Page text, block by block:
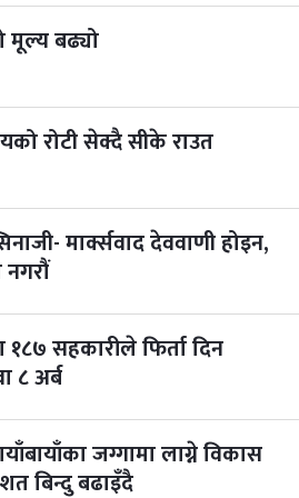
मूल्य बढ्यो
रोटी सेक्दै सीके राउत
मार्क्सवाद देववाणी होइन,
सहकारीले फिर्ता दिन
८ अर्ब
जग्गामा लाग्ने विकास
बिन्दु बढाइँदै